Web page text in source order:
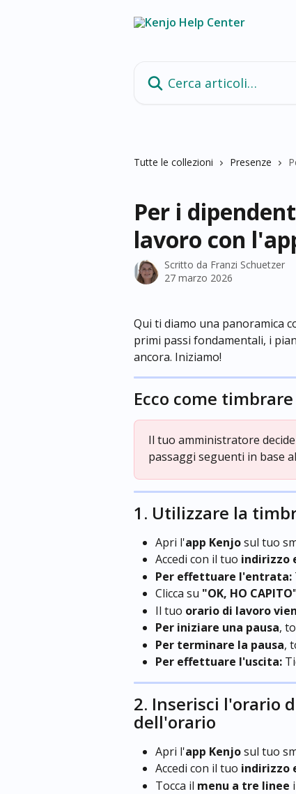
Tutte le collezioni Presenze
Per i
lavoro con
Scritto da Franzi Schuetzer
27 marzo 2026
Qui ti diamo una panoramica
primi passi fondamentali, i
ancora. Iniziamo!
Ecco come
Il tuo amministratore
passaggi seguenti in base
1. Utilizzare la
Apri l'app Kenjo sul tuo
Accedi con il tuo indirizzo
Per effettuare l'entrata:
Clicca su "OK, HO
Il tuo orario di lavoro
Per iniziare una pausa,
Per terminare la pausa,
Per effettuare l'uscita:
2. Inserisci l'orario
dell'orario
Apri l'app Kenjo sul tuo
Accedi con il tuo indirizzo
Tocca il menu a tre linee